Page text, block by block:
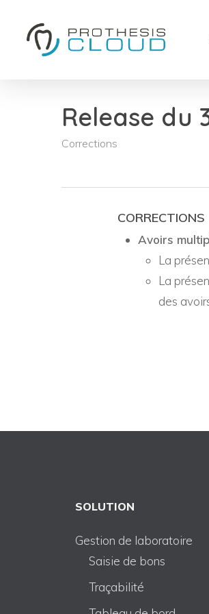
Release du
Corrections
CORRECTIONS
Avoirs
La
La
des
SOLUTION
Gestion de laboratoire
Saisie de bons
Traçabilité